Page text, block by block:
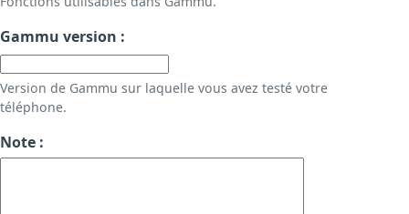
Gammu version :
Version de Gammu sur laquelle vous avez testé votre
téléphone.
Note :